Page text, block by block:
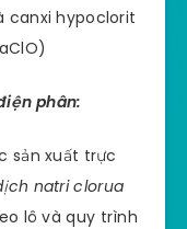
canxi hypoclorit
phân:
sản xuất trực
natri clorua
lô và quy trình